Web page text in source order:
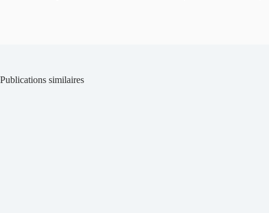
Publications similaires